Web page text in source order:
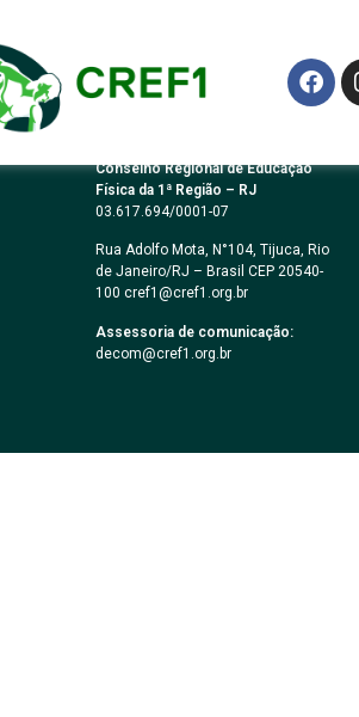
Nº 31
Conselho Regional de Educação
Física da 1ª Região – RJ
03.617.694/0001-07
Rua Adolfo Mota, N°104, Tijuca, Rio
de Janeiro/RJ – Brasil CEP 20540-
100 cref1@cref1.org.br
Assessoria de comunicação:
decom@cref1.org.br